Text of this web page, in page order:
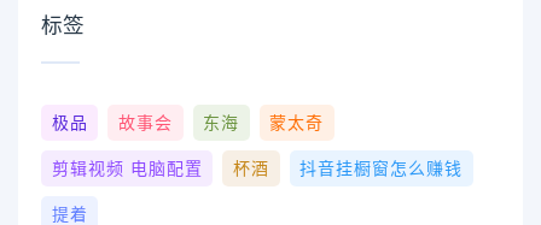
标签
极品 故事会 东海 蒙太奇
剪辑视频 电脑配置 杯酒 抖音挂橱窗怎么赚钱
提着